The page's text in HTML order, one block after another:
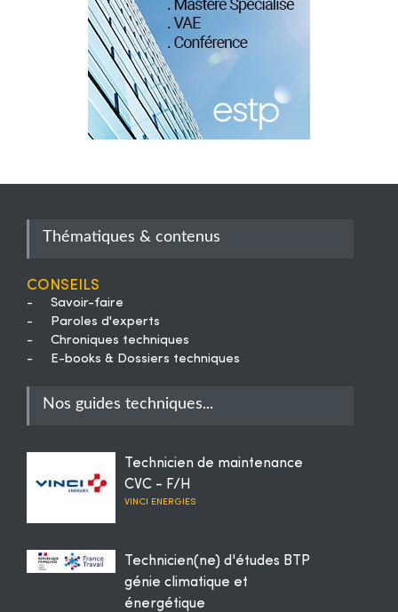
Thématiques & contenus
Conseils
-
Savoir-faire
-
Paroles d'experts
-
Chroniques techniques
-
E-books & Dossiers techniques
Nos guides techniques...
Technicien de maintenance
CVC - F/H
VINCI ENERGIES
Technicien(ne) d'études BTP
génie climatique et
énergétique